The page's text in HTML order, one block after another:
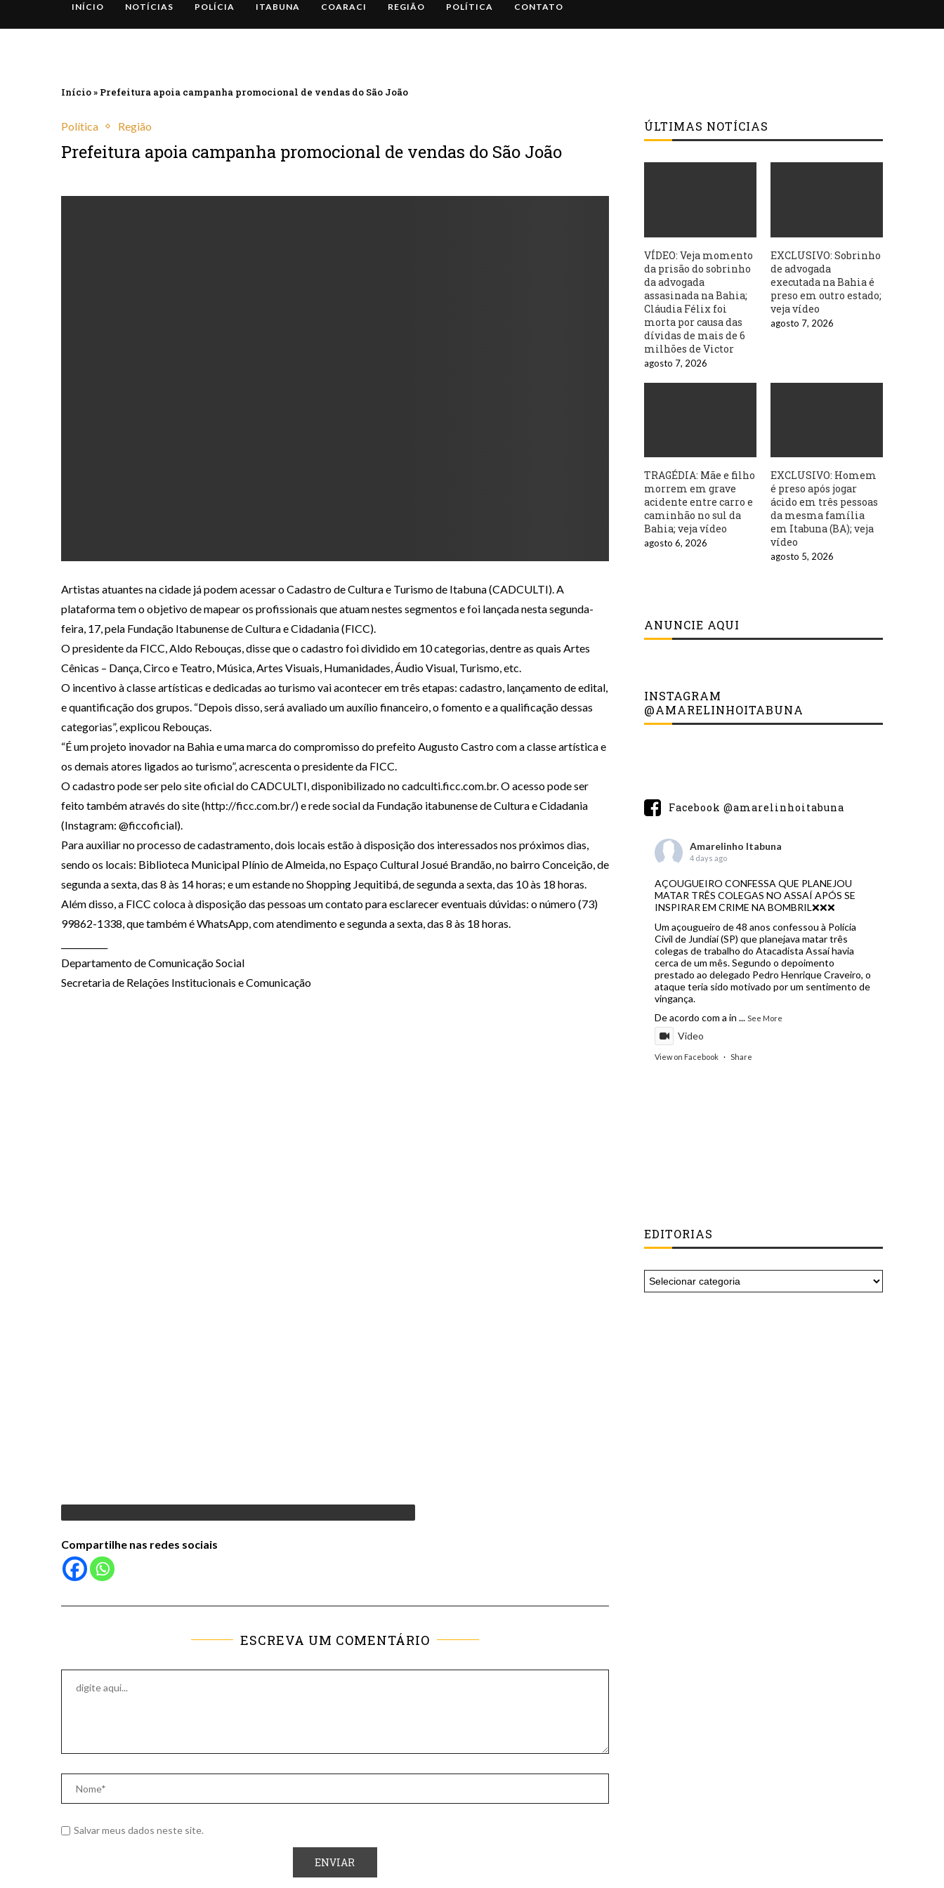
INÍCIO NOTÍCIAS POLÍCIA ITABUNA COARACI REGIÃO POLÍTICA CONTATO
Início» Prefeitura apoia campanha promocional de vendas do São João
Política Região
Prefeitura apoia campanha promocional de vendas do São João
Artistas atuantes na cidade já podem acessar o Cadastro de Cultura e Turismo de Itabuna (CADCULTI). A
plataforma tem o objetivo de mapear os profissionais que atuam nestes segmentos e foi lançada nesta segunda-
feira, 17, pela Fundação Itabunense de Cultura e Cidadania (FICC).
O presidente da FICC, Aldo Rebouças, disse que o cadastro foi dividido em 10 categorias, dentre as quais Artes
Cênicas – Dança, Circo e Teatro, Música, Artes Visuais, Humanidades, Áudio Visual, Turismo, etc.
O incentivo à classe artísticas e dedicadas ao turismo vai acontecer em três etapas: cadastro, lançamento de edital,
e quantificação dos grupos. “Depois disso, será avaliado um auxílio financeiro, o fomento e a qualificação dessas
categorias”, explicou Rebouças.
“É um projeto inovador na Bahia e uma marca do compromisso do prefeito Augusto Castro com a classe artística e
os demais atores ligados ao turismo”, acrescenta o presidente da FICC.
O cadastro pode ser pelo site oficial do CADCULTI, disponibilizado no cadculti.ficc.com.br. O acesso pode ser
feito também através do site (http://ficc.com.br/) e rede social da Fundação itabunense de Cultura e Cidadania
(Instagram: @ficcoficial).
Para auxiliar no processo de cadastramento, dois locais estão à disposição dos interessados nos próximos dias,
sendo os locais: Biblioteca Municipal Plínio de Almeida, no Espaço Cultural Josué Brandão, no bairro Conceição, de
segunda a sexta, das 8 às 14 horas; e um estande no Shopping Jequitibá, de segunda a sexta, das 10 às 18 horas.
Além disso, a FICC coloca à disposição das pessoas um contato para esclarecer eventuais dúvidas: o número (73)
99862-1338, que também é WhatsApp, com atendimento e segunda a sexta, das 8 às 18 horas.
Departamento de Comunicação Social
Secretaria de Relações Institucionais e Comunicação
Compartilhe nas redes sociais
ESCREVA UM COMENTÁRIO
Salvar meus dados neste site.
ÚLTIMAS NOTÍCIAS
VÍDEO: Veja momento
da prisão do sobrinho
da advogada
assasinada na Bahia;
Cláudia Félix foi
morta por causa das
dívidas de mais de 6
milhões de Victor
agosto 7, 2026
EXCLUSIVO: Sobrinho
de advogada
executada na Bahia é
preso em outro estado;
veja vídeo
agosto 7, 2026
TRAGÉDIA: Mãe e filho
morrem em grave
acidente entre carro e
caminhão no sul da
Bahia; veja vídeo
agosto 6, 2026
EXCLUSIVO: Homem
é preso após jogar
ácido em três pessoas
da mesma família
em Itabuna (BA); veja
vídeo
agosto 5, 2026
ANUNCIE AQUI
INSTAGRAM
@AMARELINHOITABUNA
Facebook @amarelinhoitabuna
Amarelinho Itabuna
4 days ago
AÇOUGUEIRO CONFESSA QUE PLANEJOU
MATAR TRÊS COLEGAS NO ASSAÍ APÓS SE
INSPIRAR EM CRIME NA BOMBRIL❌❌❌
Um açougueiro de 48 anos confessou à Polícia
Civil de Jundiaí (SP) que planejava matar três
colegas de trabalho do Atacadista Assaí havia
cerca de um mês. Segundo o depoimento
prestado ao delegado Pedro Henrique Craveiro, o
ataque teria sido motivado por um sentimento de
vingança.
De acordo com a in ... See More
Video
View on Facebook · Share
EDITORIAS